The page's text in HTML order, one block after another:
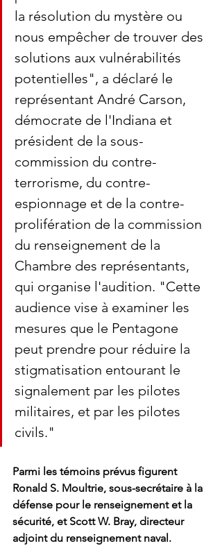
la résolution du mystère ou
nous empêcher de trouver des
solutions aux vulnérabilités
potentielles", a déclaré le
représentant André Carson,
démocrate de l'Indiana et
président de la sous-
commission du contre-
terrorisme, du contre-
espionnage et de la contre-
prolifération de la commission
du renseignement de la
Chambre des représentants,
qui organise l'audition. "Cette
audience vise à examiner les
mesures que le Pentagone
peut prendre pour réduire la
stigmatisation entourant le
signalement par les pilotes
militaires, et par les pilotes
civils."
Parmi les témoins prévus figurent
Ronald S. Moultrie, sous-secrétaire à la
défense pour le renseignement et la
sécurité, et Scott W. Bray, directeur
adjoint du renseignement naval.